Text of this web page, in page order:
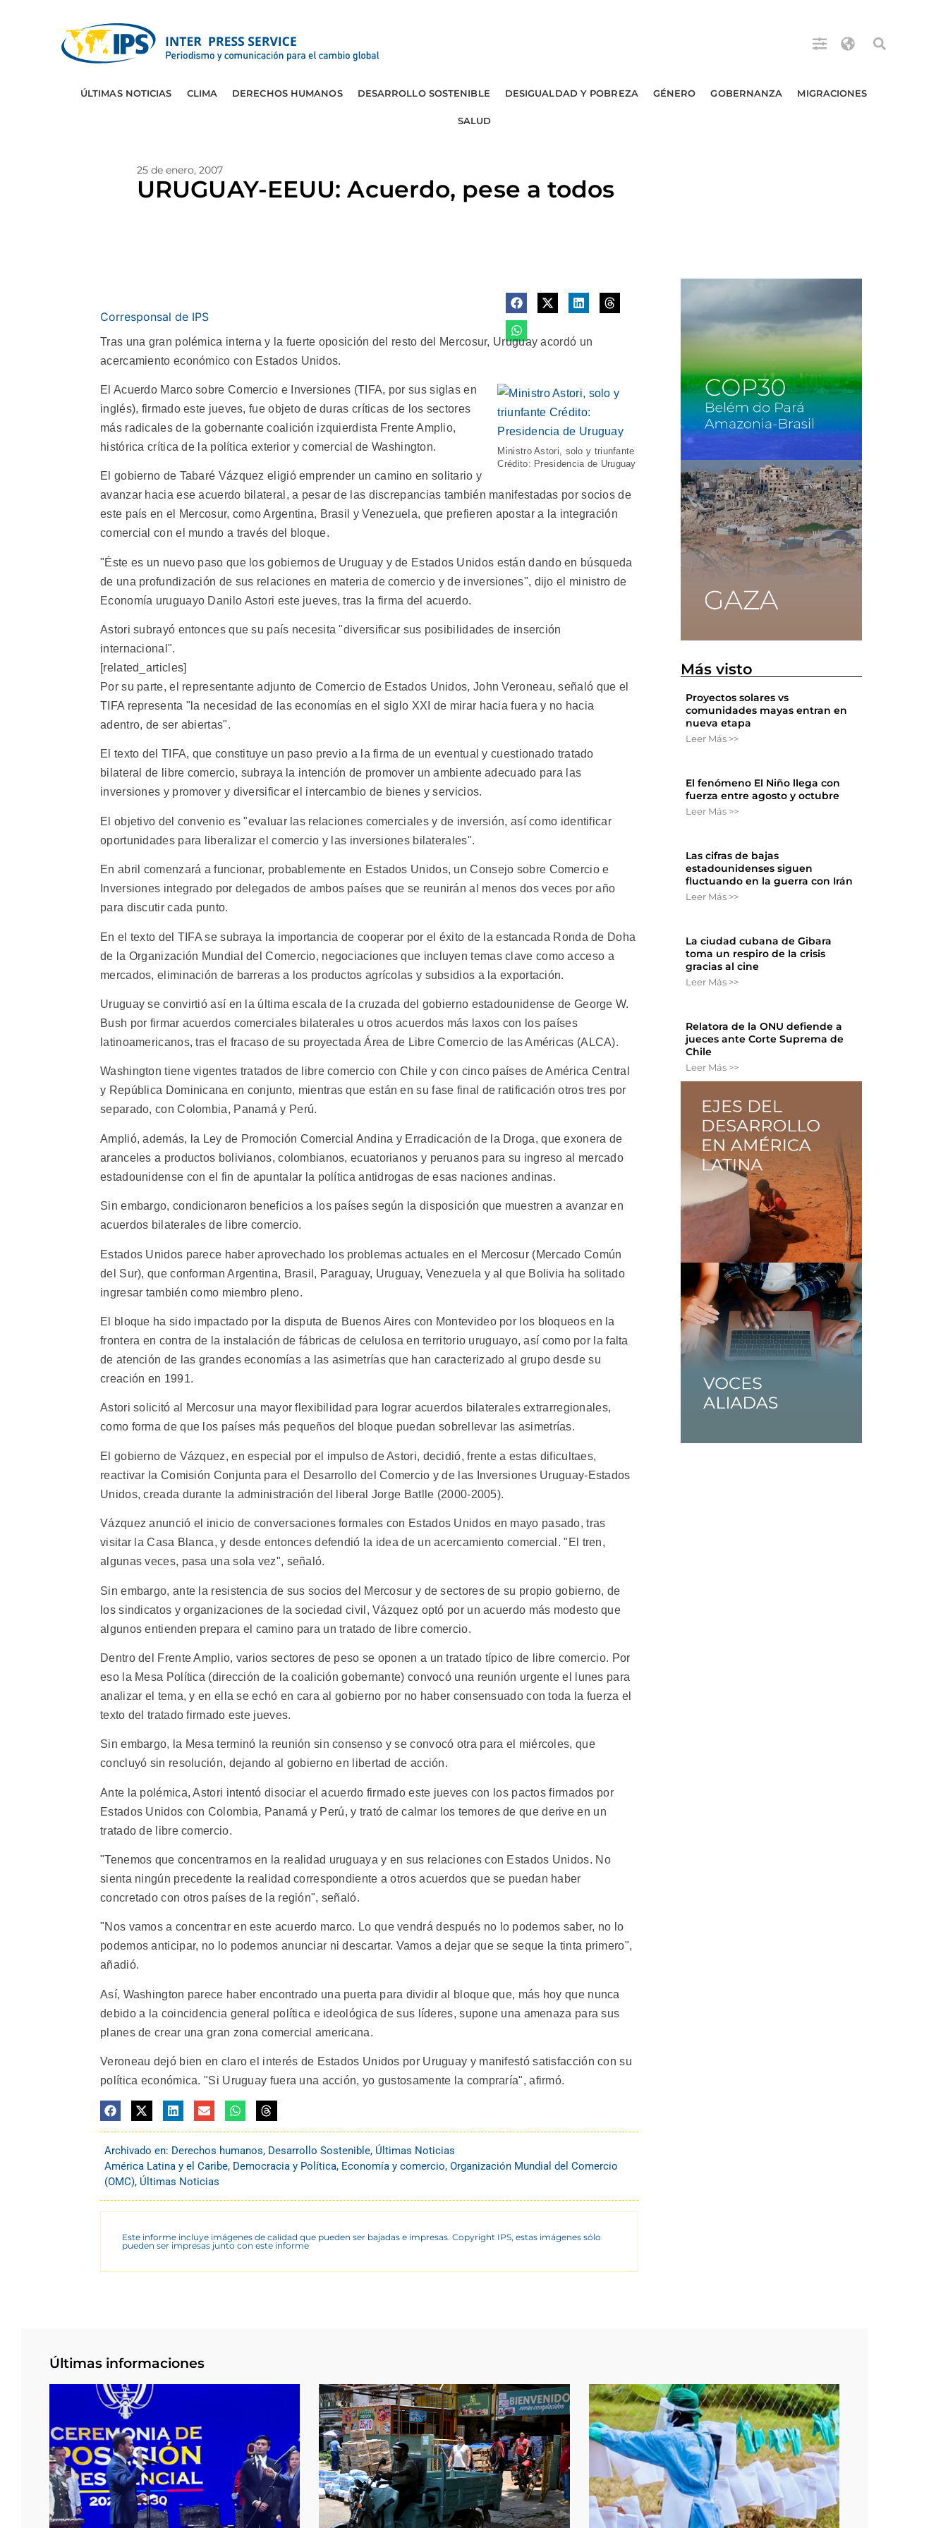
ÚLTIMAS NOTICIAS CLIMA DERECHOS HUMANOS DESARROLLO SOSTENIBLE DESIGUALDAD Y POBREZA GÉNERO GOBERNANZA MIGRACIONES
SALUD
25 de enero, 2007
URUGUAY-EEUU: Acuerdo, pese a todos
Corresponsal de IPS
Tras una gran polémica interna y la fuerte oposición del resto del Mercosur, Uruguay acordó un
acercamiento económico con Estados Unidos.
Ministro Astori, solo y triunfante
Crédito: Presidencia de Uruguay
El Acuerdo Marco sobre Comercio e Inversiones (TIFA, por sus siglas en
inglés), firmado este jueves, fue objeto de duras críticas de los sectores
más radicales de la gobernante coalición izquierdista Frente Amplio,
histórica crítica de la política exterior y comercial de Washington.
El gobierno de Tabaré Vázquez eligió emprender un camino en solitario y
avanzar hacia ese acuerdo bilateral, a pesar de las discrepancias también manifestadas por socios de
este país en el Mercosur, como Argentina, Brasil y Venezuela, que prefieren apostar a la integración
comercial con el mundo a través del bloque.
"Éste es un nuevo paso que los gobiernos de Uruguay y de Estados Unidos están dando en búsqueda
de una profundización de sus relaciones en materia de comercio y de inversiones", dijo el ministro de
Economía uruguayo Danilo Astori este jueves, tras la firma del acuerdo.
Astori subrayó entonces que su país necesita "diversificar sus posibilidades de inserción
internacional".
[related_articles]
Por su parte, el representante adjunto de Comercio de Estados Unidos, John Veroneau, señaló que el
TIFA representa "la necesidad de las economías en el siglo XXI de mirar hacia fuera y no hacia
adentro, de ser abiertas".
El texto del TIFA, que constituye un paso previo a la firma de un eventual y cuestionado tratado
bilateral de libre comercio, subraya la intención de promover un ambiente adecuado para las
inversiones y promover y diversificar el intercambio de bienes y servicios.
El objetivo del convenio es "evaluar las relaciones comerciales y de inversión, así como identificar
oportunidades para liberalizar el comercio y las inversiones bilaterales".
En abril comenzará a funcionar, probablemente en Estados Unidos, un Consejo sobre Comercio e
Inversiones integrado por delegados de ambos países que se reunirán al menos dos veces por año
para discutir cada punto.
En el texto del TIFA se subraya la importancia de cooperar por el éxito de la estancada Ronda de Doha
de la Organización Mundial del Comercio, negociaciones que incluyen temas clave como acceso a
mercados, eliminación de barreras a los productos agrícolas y subsidios a la exportación.
Uruguay se convirtió así en la última escala de la cruzada del gobierno estadounidense de George W.
Bush por firmar acuerdos comerciales bilaterales u otros acuerdos más laxos con los países
latinoamericanos, tras el fracaso de su proyectada Área de Libre Comercio de las Américas (ALCA).
Washington tiene vigentes tratados de libre comercio con Chile y con cinco países de América Central
y República Dominicana en conjunto, mientras que están en su fase final de ratificación otros tres por
separado, con Colombia, Panamá y Perú.
Amplió, además, la Ley de Promoción Comercial Andina y Erradicación de la Droga, que exonera de
aranceles a productos bolivianos, colombianos, ecuatorianos y peruanos para su ingreso al mercado
estadounidense con el fin de apuntalar la política antidrogas de esas naciones andinas.
Sin embargo, condicionaron beneficios a los países según la disposición que muestren a avanzar en
acuerdos bilaterales de libre comercio.
Estados Unidos parece haber aprovechado los problemas actuales en el Mercosur (Mercado Común
del Sur), que conforman Argentina, Brasil, Paraguay, Uruguay, Venezuela y al que Bolivia ha solitado
ingresar también como miembro pleno.
El bloque ha sido impactado por la disputa de Buenos Aires con Montevideo por los bloqueos en la
frontera en contra de la instalación de fábricas de celulosa en territorio uruguayo, así como por la falta
de atención de las grandes economías a las asimetrías que han caracterizado al grupo desde su
creación en 1991.
Astori solicitó al Mercosur una mayor flexibilidad para lograr acuerdos bilaterales extrarregionales,
como forma de que los países más pequeños del bloque puedan sobrellevar las asimetrías.
El gobierno de Vázquez, en especial por el impulso de Astori, decidió, frente a estas dificultaes,
reactivar la Comisión Conjunta para el Desarrollo del Comercio y de las Inversiones Uruguay-Estados
Unidos, creada durante la administración del liberal Jorge Batlle (2000-2005).
Vázquez anunció el inicio de conversaciones formales con Estados Unidos en mayo pasado, tras
visitar la Casa Blanca, y desde entonces defendió la idea de un acercamiento comercial. "El tren,
algunas veces, pasa una sola vez", señaló.
Sin embargo, ante la resistencia de sus socios del Mercosur y de sectores de su propio gobierno, de
los sindicatos y organizaciones de la sociedad civil, Vázquez optó por un acuerdo más modesto que
algunos entienden prepara el camino para un tratado de libre comercio.
Dentro del Frente Amplio, varios sectores de peso se oponen a un tratado típico de libre comercio. Por
eso la Mesa Política (dirección de la coalición gobernante) convocó una reunión urgente el lunes para
analizar el tema, y en ella se echó en cara al gobierno por no haber consensuado con toda la fuerza el
texto del tratado firmado este jueves.
Sin embargo, la Mesa terminó la reunión sin consenso y se convocó otra para el miércoles, que
concluyó sin resolución, dejando al gobierno en libertad de acción.
Ante la polémica, Astori intentó disociar el acuerdo firmado este jueves con los pactos firmados por
Estados Unidos con Colombia, Panamá y Perú, y trató de calmar los temores de que derive en un
tratado de libre comercio.
"Tenemos que concentrarnos en la realidad uruguaya y en sus relaciones con Estados Unidos. No
sienta ningún precedente la realidad correspondiente a otros acuerdos que se puedan haber
concretado con otros países de la región", señaló.
"Nos vamos a concentrar en este acuerdo marco. Lo que vendrá después no lo podemos saber, no lo
podemos anticipar, no lo podemos anunciar ni descartar. Vamos a dejar que se seque la tinta primero",
añadió.
Así, Washington parece haber encontrado una puerta para dividir al bloque que, más hoy que nunca
debido a la coincidencia general política e ideológica de sus líderes, supone una amenaza para sus
planes de crear una gran zona comercial americana.
Veroneau dejó bien en claro el interés de Estados Unidos por Uruguay y manifestó satisfacción con su
política económica. "Si Uruguay fuera una acción, yo gustosamente la compraría", afirmó.
Archivado en: Derechos humanos, Desarrollo Sostenible, Últimas Noticias
América Latina y el Caribe, Democracia y Política, Economía y comercio, Organización Mundial del Comercio
(OMC), Últimas Noticias
Este informe incluye imágenes de calidad que pueden ser bajadas e impresas. Copyright IPS, estas imágenes sólo
pueden ser impresas junto con este informe
Más visto
Proyectos solares vs
comunidades mayas entran en
nueva etapa
Leer Más >>
El fenómeno El Niño llega con
fuerza entre agosto y octubre
Leer Más >>
Las cifras de bajas
estadounidenses siguen
fluctuando en la guerra con Irán
Leer Más >>
La ciudad cubana de Gibara
toma un respiro de la crisis
gracias al cine
Leer Más >>
Relatora de la ONU defiende a
jueces ante Corte Suprema de
Chile
Leer Más >>
Últimas informaciones